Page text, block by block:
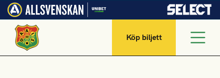
Köp biljett